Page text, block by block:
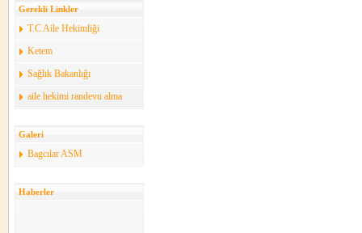
Gerekli Linkler
T.C Aile Hekimliği
Ketem
Sağlık Bakanlığı
aile hekimi randevu alma
Galeri
Bagcılar ASM
Haberler